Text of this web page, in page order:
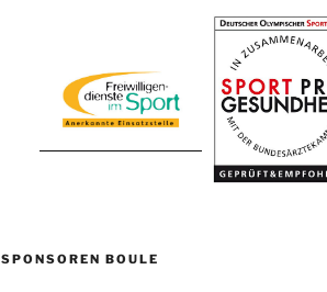
SPONSOREN BOULE